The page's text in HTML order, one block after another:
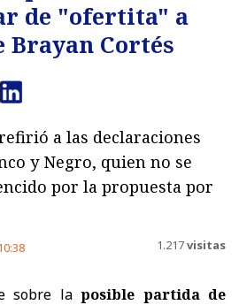
de "ofertita" a
Brayan Cortés
a las declaraciones
y Negro, quien no se
por la propuesta por
1.217visitas
sobre laposible partida de